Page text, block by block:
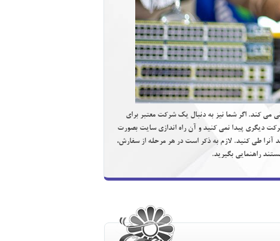
مي كند. اگر شما نيز به دنبال يك شركت معتبر براي
شركت ديگري پيدا نمي كنيد و آن راه اندازي سايت بصورت
طي كنيد. لازم به ذكر است در هر مرحله از سفارش،